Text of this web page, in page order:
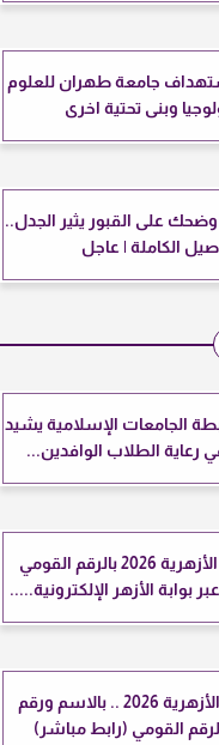
جامعة طهران للعلوم
وبنى تحتية اخرى
على القبور يثير الجدل..
الكاملة | عاجل
الجامعات الإسلامية يشيد
رعاية الطلاب الوافدين...
نتيجة الثانوية الأزهرية 2026 بالرقم القومي
بوابة الأزهر الإلكترونية.....
نتيجة الثانوية الأزهرية 2026 .. بالاسم ورقم
القومي (رابط مباشر)